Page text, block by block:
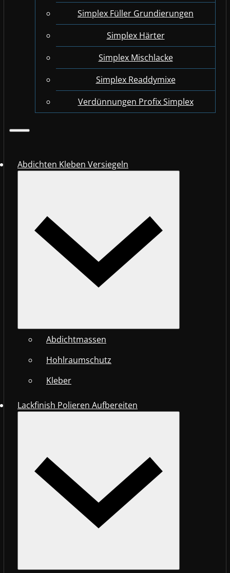
Simplex Füller Grundierungen
Simplex Härter
Simplex Mischlacke
Simplex Readdymixe
Verdünnungen Profix Simplex
Abdichten Kleben Versiegeln
Abdichtmassen
Hohlraumschutz
Kleber
Lackfinish Polieren Aufbereiten